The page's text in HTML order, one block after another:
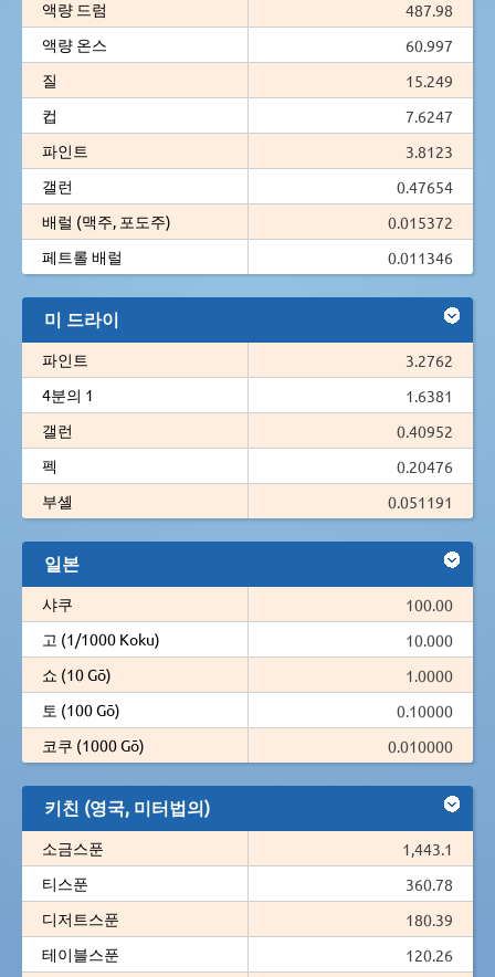
액량 드럼
487.98
액량 온스
60.997
질
15.249
컵
7.6247
파인트
3.8123
갤런
0.47654
배럴 (맥주, 포도주)
0.015372
페트롤 배럴
0.011346
미 드라이
파인트
3.2762
4분의 1
1.6381
갤런
0.40952
펙
0.20476
부셸
0.051191
일본
샤쿠
100.00
고 (1/1000 Koku)
10.000
쇼 (10 Gō)
1.0000
토 (100 Gō)
0.10000
코쿠 (1000 Gō)
0.010000
키친 (영국, 미터법의)
소금스푼
1,443.1
티스푼
360.78
디저트스푼
180.39
테이블스푼
120.26